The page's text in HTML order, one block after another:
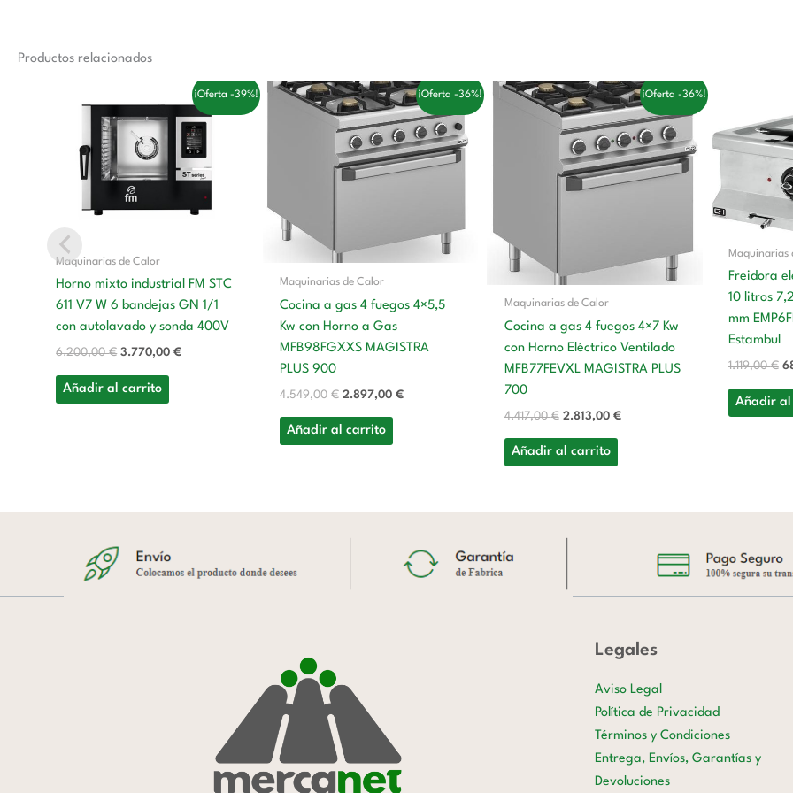
Productos relacionados
¡Oferta -39%!
Maquinarias de Calor
Horno mixto industrial FM STC
611 V7 W 6 bandejas GN 1/1
con autolavado y sonda 400V
6.200,00€
precio
original
era:
6.200,00 €.
3.770,00€
precio
actual
es:
3.770,00 €.
Añadir al carrito
¡Oferta -36%!
Maquinarias de Calor
Cocina a gas 4 fuegos 4×5,5
Kw con Horno a Gas
MFB98FGXXS MAGISTRA
PLUS 900
4.549,00€
El
precio
original
era:
4.549,00 €.
2.897,00€
El
precio
actual
es:
2.897,00 €.
Añadir al carrito
¡Oferta -36%!
Maquinarias de Calor
Cocina a gas 4 fuegos 4×7 Kw
con Horno Eléctrico Ventilado
MFB77FEVXL MAGISTRA PLUS
700
4.417,00€
El
precio
original
era:
4.417,00 €.
2.813,00 €
El
precio
actual
es:
2.813,00 €.
Añadir al carrito
Maquinarias
Freidora
10 litros
mm
Estambul
1.119,00€
Añadir
Legales
Aviso Legal
Política de Privacidad
Términos y Condiciones
Entrega, Envíos, Garantías y
Devoluciones